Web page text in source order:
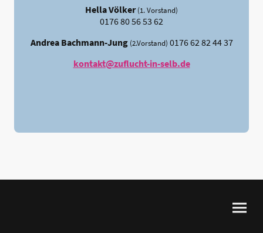
Hella Völker (1. Vorstand)
0176 80 56 53 62
Andrea Bachmann-Jung (2.Vorstand) 0176 62 82 44 37
kontakt@zuflucht-in-selb.de